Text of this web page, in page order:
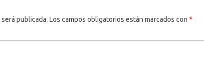
publicada. Los campos obligatorios están marcados con *